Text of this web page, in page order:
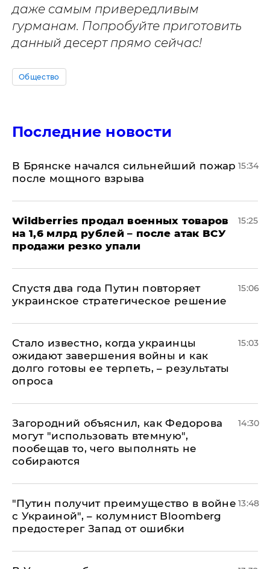
даже самым привередливым
гурманам. Попробуйте приготовить
данный десерт прямо сейчас!
Общество
Последние новости
В Брянске начался сильнейший пожар
после мощного взрыва
15:34
​Wildberries продал военных товаров
на 1,6 млрд рублей – после атак ВСУ
продажи резко упали
15:25
Спустя два года Путин повторяет
украинское стратегическое решение
15:06
Стало известно, когда украинцы
ожидают завершения войны и как
долго готовы ее терпеть, – результаты
опроса
15:03
Загородний объяснил, как Федорова
могут "использовать втемную",
пообещав то, чего выполнять не
собираются
14:30
"Путин получит преимущество в войне
с Украиной", – колумнист Bloomberg
предостерег Запад от ошибки
13:48